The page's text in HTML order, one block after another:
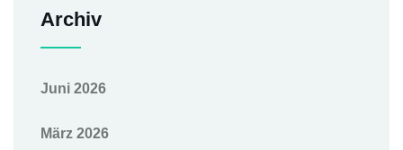
Archiv
Juni 2026
März 2026